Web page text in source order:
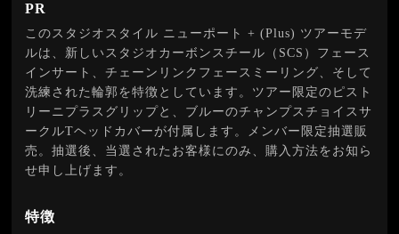
PR
このスタジオスタイル ニューポート + (Plus) ツアーモデ
ルは、新しいスタジオカーボンスチール（SCS）フェース
インサート、チェーンリンクフェースミーリング、そして
洗練された輪郭を特徴としています。ツアー限定のピスト
リーニプラスグリップと、ブルーのチャンプスチョイスサ
ークルTヘッドカバーが付属します。メンバー限定抽選販
売。抽選後、当選されたお客様にのみ、購入方法をお知ら
せ申し上げます。
特徴